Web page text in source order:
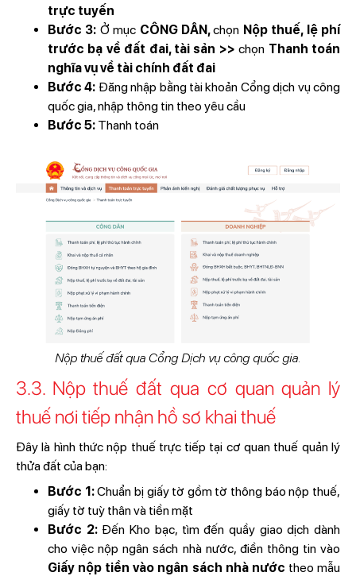
trực tuyến
Bước 3: Ở mục CÔNG DÂN,chọn Nộp thuế, lệ phí
trước bạ về đất đai, tài sản >>chọn Thanh toán
nghĩa vụ về tài chính đất đai
Bước 4: Đăng nhập bằng tài khoản Cổng dịch vụ công
quốc gia, nhập thông tin theo yêu cầu
Bước 5: Thanh toán
Nộp thuế đất qua Cổng Dịch vụ công quốc gia.
3.3. Nộp thuế đất qua cơ quan quản lý
thuế nơi tiếp nhận hồ sơ khai thuế
Đây là hình thức nộp thuế trực tiếp tại cơ quan thuế quản lý
thửa đất của bạn:
Bước 1:Chuẩn bị giấy tờ gồm tờ thông báo nộp thuế,
giấy tờ tuỳ thân và tiền mặt
Bước 2: Đến Kho bạc, tìm đến quầy giao dịch dành
cho việc nộp ngân sách nhà nước, điền thông tin vào
Giấy nộp tiền vào ngân sách nhà nước theo mẫu